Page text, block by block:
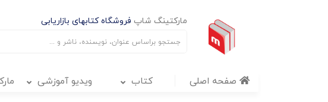
مارکتینگ شاپ فروشگاه کتابهای بازاریابی
صفحه اصلی کتاب ویدیو آموزشی